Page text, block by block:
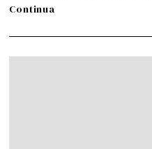
Continua